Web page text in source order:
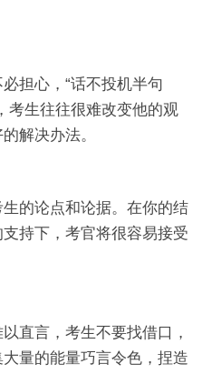
担心，“话不投机半句
考生往往很难改变他的观
解决办法。
的论点和论据。在你的结
持下，考官将很容易接受
直言，考生不要找借口，
量的能量巧言令色，捏造